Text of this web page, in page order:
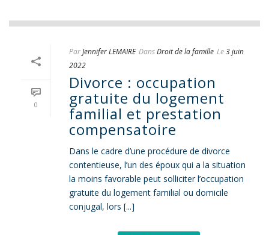
0
ParJennifer LEMAIRE DansDroit de la famille Le3 juin
2022
Divorce : occupation
gratuite du logement
familial et prestation
compensatoire
Dans le cadre d’une procédure de divorce
contentieuse, l’un des époux qui a la situation
la moins favorable peut solliciter l’occupation
gratuite du logement familial ou domicile
conjugal, lors [...]